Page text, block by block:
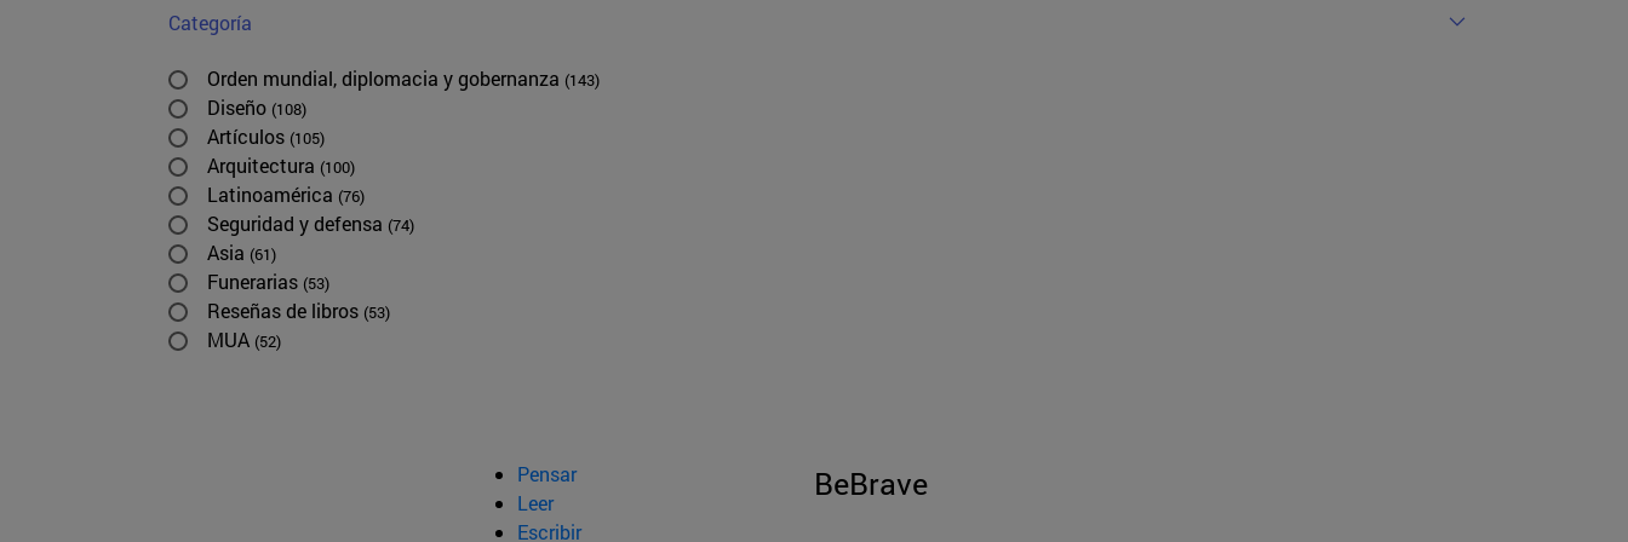
Categoría
Orden mundial, diplomacia y gobernanza (143)
Diseño (108)
Artículos (105)
Arquitectura (100)
Latinoamérica (76)
Seguridad y defensa (74)
Asia (61)
Funerarias (53)
Reseñas de libros (53)
MUA (52)
Pensar
Leer
Escribir
BeBrave